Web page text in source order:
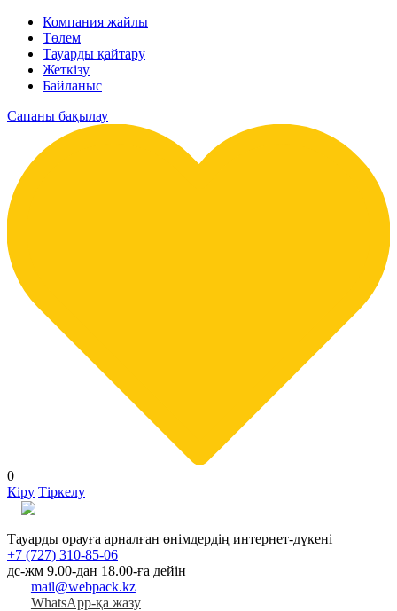
Компания жайлы
Төлем
Тауарды қайтару
Жеткізу
Байланыс
Сапаны бақылау
0
Кіру Тіркелу
Тауарды орауға арналған өнімдердің интернет-дүкені
+7 (727) 310-85-06
дс-жм 9.00-дан 18.00-ға дейін
mail@webpack.kz
WhatsApp-қа жазу